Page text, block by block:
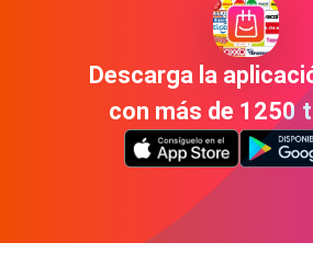
Descarga la
con más de 1250